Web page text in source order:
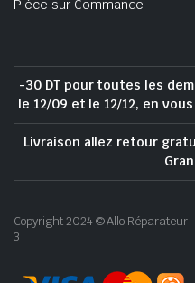
Pièce sur Commande
-30 DT pour toutes les
le 12/09 et le 12/12, en
Livraison allez retour
Copyright 2024 © Allo Réparateur
3